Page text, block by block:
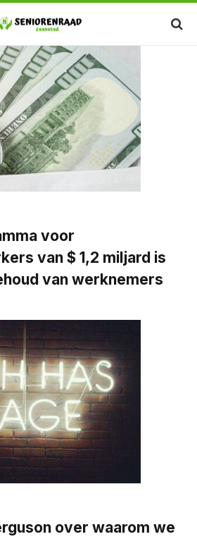
voor
van $ 1,2 miljard is
van werknemers
over waarom we